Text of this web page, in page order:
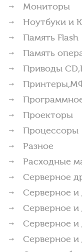
Мониторы
Ноутбуки и
Память Flash
Память
Приводы
Проекторы
Процессоры
Разное
Расходные
Серверное
Серверное и
Серверное и
Серверное и
Серверное и